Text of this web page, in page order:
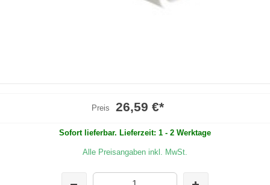
Preis 26,59 €*
Sofort lieferbar. Lieferzeit: 1 - 2 Werktage
Alle Preisangaben inkl. MwSt.